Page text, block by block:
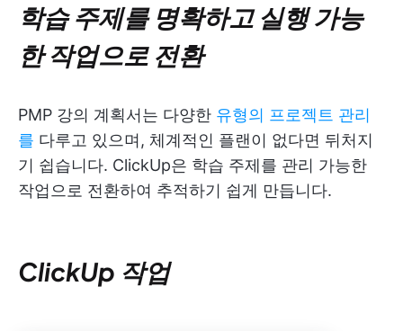
학습 주제를 명확하고 실행 가능
한 작업으로 전환
PMP 강의 계획서는 다양한 유형의 프로젝트 관리
를 다루고 있으며, 체계적인 플랜이 없다면 뒤처지
기 쉽습니다. ClickUp은 학습 주제를 관리 가능한
작업으로 전환하여 추적하기 쉽게 만듭니다.
ClickUp 작업